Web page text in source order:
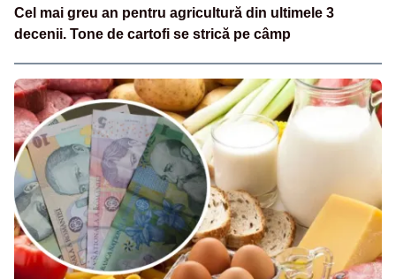
Cel mai greu an pentru agricultură din ultimele 3
decenii. Tone de cartofi se strică pe câmp